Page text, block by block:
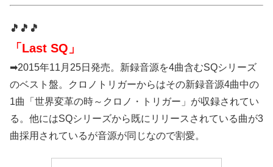
🎵🎵🎵
「Last SQ」
➡2015年11月25日発売。新録音源を4曲含むSQシリーズ
のベスト盤。クロノトリガーからはその新録音源4曲中の
1曲「世界変革の時～クロノ・トリガー」が収録されてい
る。他にはSQシリーズから既にリリースされている曲が3
曲採用されているが音源が同じなので割愛。